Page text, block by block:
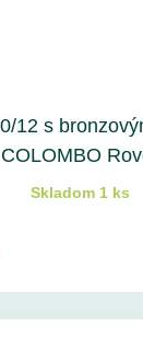
12 s
COLOMBO
Skladom 1 ks